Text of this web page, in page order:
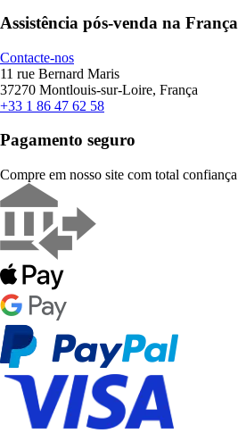
Assistência pós-venda na França
Contacte-nos
11 rue Bernard Maris
37270 Montlouis-sur-Loire, França
+33 1 86 47 62 58
Pagamento seguro
Compre em nosso site com total confiança